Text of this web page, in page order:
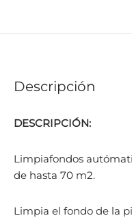
Descripción
DESCRIPCIÓN:
Limpiafondos
de hasta 70 m2.
Limpia el fondo de la